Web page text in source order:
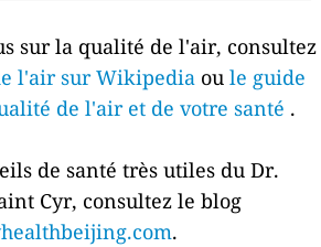
sur la qualité de l'air, consultez
l'air sur Wikipedia ou le guide
de l'air et de votre santé .
de santé très utiles du Dr.
Cyr, consultez le blog
.